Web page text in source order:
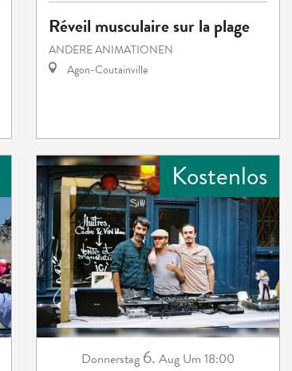
Réveil musculaire sur la plage
ANDERE ANIMATIONEN
Agon-Coutainville
Kostenlos
Donnerstag 6. Aug Um 18:00